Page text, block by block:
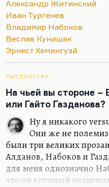
люди, который я люблю
нерасторжимой
Лосев. Наверное, вот так.
Мне при первом
и Мандельштам».
точно, не ошибся. А вот
не знаю. При всем
Александр Житинский
Иван Тургенев
Владимир Набоков
Веслав Кунищак
Эрнест Хемингуэй
ЛИТЕРАТУРА
На чьей вы стороне –
или Гайто Газданова?
Ну я никакого
Они же не
были три великих
Алданов, Набоков и
для меня однозначно
что он крупный